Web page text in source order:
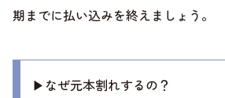
期までに払い込みを終えましょう。
▶なぜ元本割れするの？